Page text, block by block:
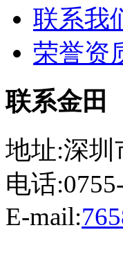
联系我
荣誉资
联系金田
地址:深圳
电话
E-mail: